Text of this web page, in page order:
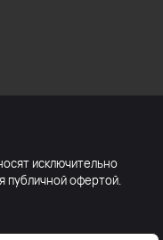
исключительно
публичной офертой.